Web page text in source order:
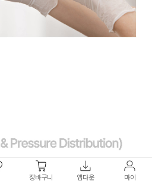
장바구니 앱다운 마이